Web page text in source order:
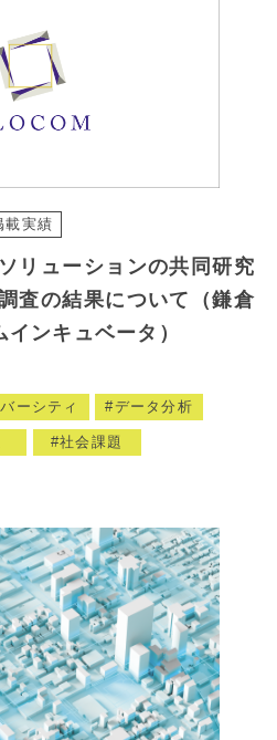
載実績
リューションの共同研究
査の結果について（鎌倉
ンキュベータ）
ーシティ データ分析
社会課題